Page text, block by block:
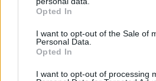
grant or deny consent to Google
use your data for below specified
consent section.
Opted In
I want to opt-out of the Sale of
Personal Data.
Opted In
I want to opt-out of processing
Θα έλεγα πρώτα να ρίξει μια
ΑΠΑΝΤΗΣΗ